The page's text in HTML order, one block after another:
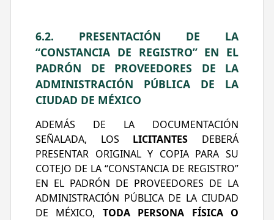
6.2. PRESENTACIÓN DE LA
“CONSTANCIA DE REGISTRO” EN EL
PADRÓN DE PROVEEDORES DE LA
ADMINISTRACIÓN PÚBLICA DE LA
CIUDAD DE MÉXICO
ADEMÁS DE LA DOCUMENTACIÓN
SEÑALADA, LOS LICITANTES DEBERÁ
PRESENTAR ORIGINAL Y COPIA PARA SU
COTEJO DE LA “CONSTANCIA DE REGISTRO”
EN EL PADRÓN DE PROVEEDORES DE LA
ADMINISTRACIÓN PÚBLICA DE LA CIUDAD
DE MÉXICO, TODA PERSONA FÍSICA O